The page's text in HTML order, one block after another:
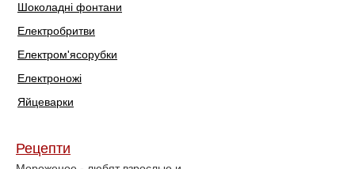
Шоколадні фонтани
Електробритви
Електром'ясорубки
Електроножі
Яйцеварки
Рецепти